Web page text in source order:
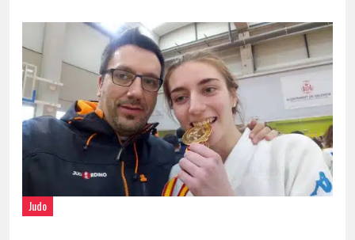
Judo